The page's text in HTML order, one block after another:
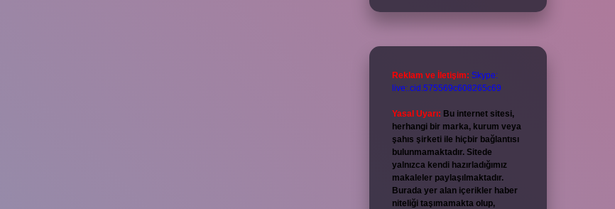
Reklam ve İletişim: Skype:
live:.cid.575569c608265c69
Yasal Uyarı: Bu internet sitesi,
herhangi bir marka, kurum veya
şahıs şirketi ile hiçbir bağlantısı
bulunmamaktadır. Sitede
yalnızca kendi hazırladığımız
makaleler paylaşılmaktadır.
Burada yer alan içerikler haber
niteliği taşımamakta olup,